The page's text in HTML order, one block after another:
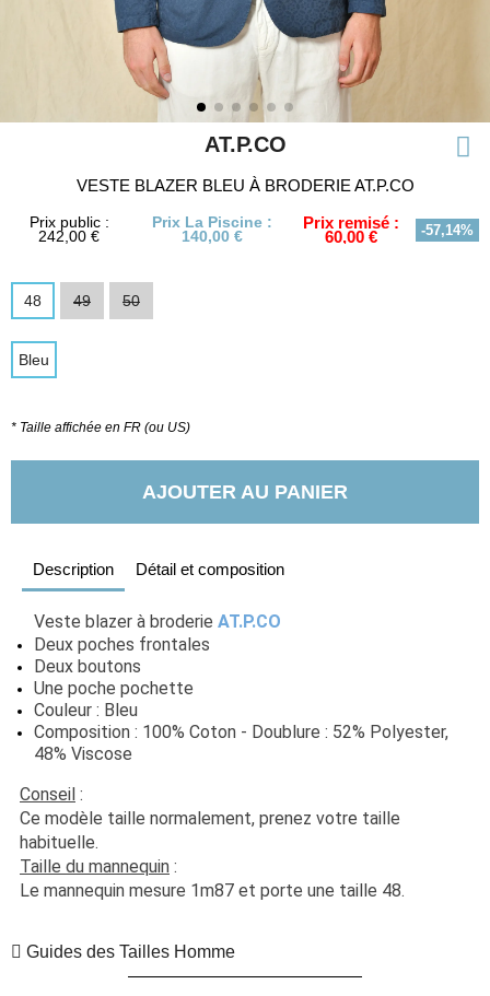
AT.P.CO
VESTE BLAZER BLEU À BRODERIE AT.P.CO
Prix public :
242,00 €
Prix La Piscine :
140,00 €
Prix remisé :
60,00 € -57,14%
48 49 50
Bleu
* Taille affichée en FR (ou US)
AJOUTER AU PANIER
Description Détail et composition
Veste blazer à broderie AT.P.CO
Deux poches frontales
Deux boutons
Une poche pochette
Couleur : Bleu
Composition : 100% Coton - Doublure : 52% Polyester,
48% Viscose
Conseil :
Ce modèle taille normalement, prenez votre taille
habituelle.
Taille du mannequin :
Le mannequin mesure 1m87 et porte une taille 48.
Guides des Tailles Homme